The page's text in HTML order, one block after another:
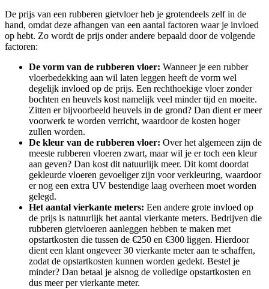
De prijs van een rubberen gietvloer heb je grotendeels zelf in de
hand, omdat deze afhangen van een aantal factoren waar je invloed
op hebt. Zo wordt de prijs onder andere bepaald door de volgende
factoren:
De vorm van de rubberen vloer: Wanneer je een rubber
vloerbedekking aan wil laten leggen heeft de vorm wel
degelijk invloed op de prijs. Een rechthoekige vloer zonder
bochten en heuvels kost namelijk veel minder tijd en moeite.
Zitten er bijvoorbeeld heuvels in de grond? Dan dient er meer
voorwerk te worden verricht, waardoor de kosten hoger
zullen worden.
De kleur van de rubberen vloer: Over het algemeen zijn de
meeste rubberen vloeren zwart, maar wil je er toch een kleur
aan geven? Dan kost dit natuurlijk meer. Dit komt doordat
gekleurde vloeren gevoeliger zijn voor verkleuring, waardoor
er nog een extra UV bestendige laag overheen moet worden
gelegd.
Het aantal vierkante meters: Een andere grote invloed op
de prijs is natuurlijk het aantal vierkante meters. Bedrijven die
rubberen gietvloeren aanleggen hebben te maken met
opstartkosten die tussen de €250 en €300 liggen. Hierdoor
dient een klant ongeveer 30 vierkante meter aan te schaffen,
zodat de opstartkosten kunnen worden gedekt. Bestel je
minder? Dan betaal je alsnog de volledige opstartkosten en
dus meer per vierkante meter.